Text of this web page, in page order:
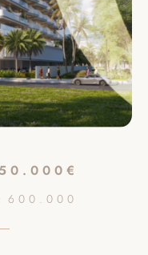
600.000